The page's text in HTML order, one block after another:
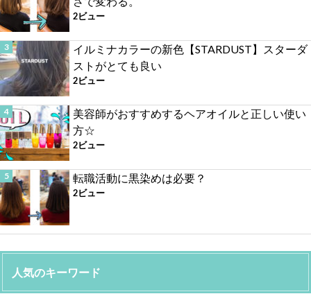
2ビュー
イルミナカラーの新色【STARDUST】スターダ
ストがとても良い
2ビュー
美容師がおすすめするヘアオイルと正しい使い
方☆
2ビュー
転職活動に黒染めは必要？
2ビュー
人気のキーワード